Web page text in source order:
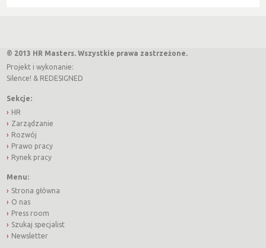
© 2013 HR Masters. Wszystkie prawa zastrzeżone.
Projekt i wykonanie:
Silence! & REDESIGNED
Sekcje:
HR
Zarządzanie
Rozwój
Prawo pracy
Rynek pracy
Menu:
Strona główna
O nas
Press room
Szukaj specjalist
Newsletter